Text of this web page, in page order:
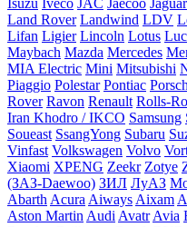
Land Rover Landwind LDV
Lifan Ligier Lincoln Lotus
Maybach Mazda Mercedes
MIA Electric Mini Mitsubishi
Piaggio Polestar Pontiac
Rover Ravon Renault Rolls-
Iran Khodro / IKCO Samsung
Soueast SsangYong Subaru
Vinfast Volkswagen Volvo
Xiaomi XPENG Zeekr Zotye
(ЗАЗ-Daewoo) ЗИЛ ЛуАЗ
Abarth Acura Aiways Aixam
Aston Martin Audi Avatr Avia